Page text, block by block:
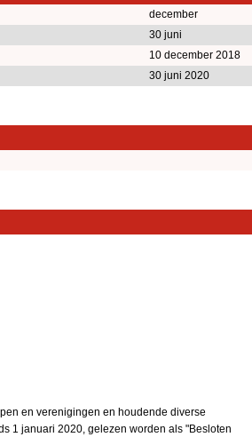
december
30 juni
10 december 2018
30 juni 2020
en verenigingen en houdende diverse
1 januari 2020, gelezen worden als "Besloten